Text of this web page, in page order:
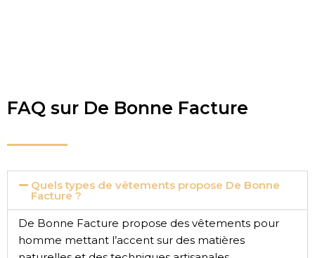
FAQ sur De Bonne Facture
Quels types de vêtements propose De Bonne
Facture ?
De Bonne Facture propose des vêtements pour
homme mettant l’accent sur des matières